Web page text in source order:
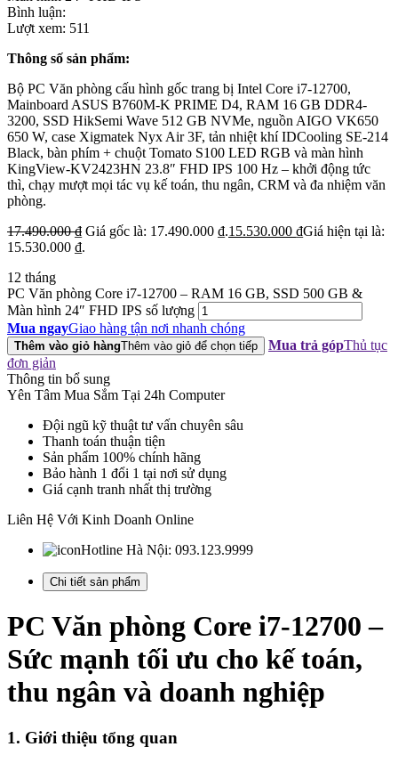
Bình luận:
Lượt xem: 511
Thông số sản phẩm:
Bộ PC Văn phòng cấu hình gốc trang bị Intel Core i7-12700,
Mainboard ASUS B760M-K PRIME D4, RAM 16 GB DDR4-
3200, SSD HikSemi Wave 512 GB NVMe, nguồn AIGO VK650
650 W, case Xigmatek Nyx Air 3F, tản nhiệt khí IDCooling SE-214
Black, bàn phím + chuột Tomato S100 LED RGB và màn hình
KingView-KV2423HN 23.8″ FHD IPS 100 Hz – khởi động tức
thì, chạy mượt mọi tác vụ kế toán, thu ngân, CRM và đa nhiệm văn
phòng.
17.490.000₫ Giá gốc là: 17.490.000 ₫.15.530.000 ₫Giá hiện tại là:
15.530.000 ₫.
12 tháng
PC Văn phòng Core i7-12700 – RAM 16 GB, SSD 500 GB &
Màn hình 24″ FHD IPS số lượng
Mua ngayGiao hàng tận nơi nhanh chóng
Thêm vào giỏ hàngThêm vào giỏ để chọn tiếp Mua trả gópThủ tục
đơn giản
Thông tin bổ sung
Yên Tâm Mua Sắm Tại 24h Computer
Đội ngũ kỹ thuật tư vấn chuyên sâu
Thanh toán thuận tiện
Sản phẩm 100% chính hãng
Bảo hành 1 đổi 1 tại nơi sử dụng
Giá cạnh tranh nhất thị trường
Liên Hệ Với Kinh Doanh Online
Hotline Hà Nội: 093.123.9999
Chi tiết sản phẩm
PC Văn phòng Core i7-12700 –
Sức mạnh tối ưu cho kế toán,
thu ngân và doanh nghiệp
1. Giới thiệu tổng quan